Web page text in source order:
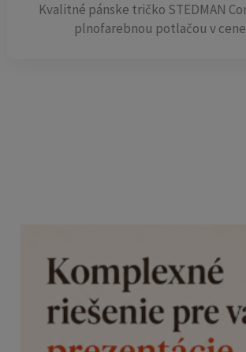
Kvalitné pánske tričko STEDMAN
plnofarebnou potlačou v